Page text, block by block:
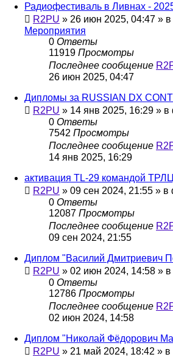
Радиофестиваль в Ливнах -
R2PU » 26 июн 2025, 04:47 »
Мероприятия
0 Ответы
11919 Просмотры
Последнее сообщение
26 июн 2025, 04:47
Дипломы за RUSSIAN DX
R2PU » 14 янв 2025, 16:29 » в
0 Ответы
7542 Просмотры
Последнее сообщение
14 янв 2025, 16:29
активация TL-29 командой
R2PU » 09 сен 2024, 21:55 » в
0 Ответы
12087 Просмотры
Последнее сообщение
09 сен 2024, 21:55
Диплом "Василий Дмитриевич
R2PU » 02 июн 2024, 14:58 »
0 Ответы
12786 Просмотры
Последнее сообщение
02 июн 2024, 14:58
Диплом "Николай Фёдорович
R2PU » 21 май 2024, 18:42 »